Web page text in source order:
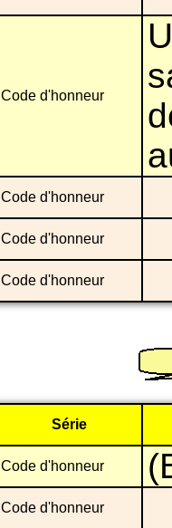
Code d'honneur
Code d'honneur
Code d'honneur
Code d'honneur
Série
Code d'honneur
Code d'honneur